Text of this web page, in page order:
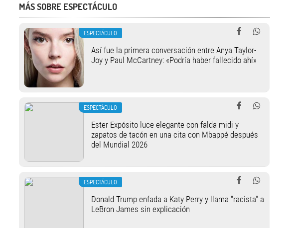
MÁS SOBRE ESPECTÁCULO
ESPECTÁCULO
Así fue la primera conversación entre Anya Taylor-
Joy y Paul McCartney: «Podría haber fallecido ahí»
ESPECTÁCULO
Ester Expósito luce elegante con falda midi y
zapatos de tacón en una cita con Mbappé después
del Mundial 2026
ESPECTÁCULO
Donald Trump enfada a Katy Perry y llama "racista" a
LeBron James sin explicación